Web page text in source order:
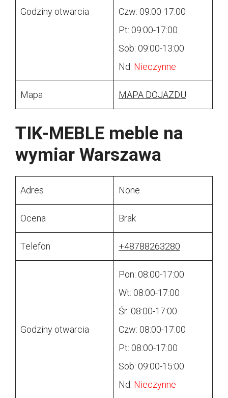
Godziny otwarcia
Czw: 09:00-17:00
Pt: 09:00-17:00
Sob: 09:00-13:00
Nd: Nieczynne
Mapa MAPA DOJAZDU
TIK-MEBLE meble na
wymiar Warszawa
Adres None
Ocena Brak
Telefon +48788263280
Godziny otwarcia
Pon: 08:00-17:00
Wt: 08:00-17:00
Śr: 08:00-17:00
Czw: 08:00-17:00
Pt: 08:00-17:00
Sob: 09:00-15:00
Nd: Nieczynne